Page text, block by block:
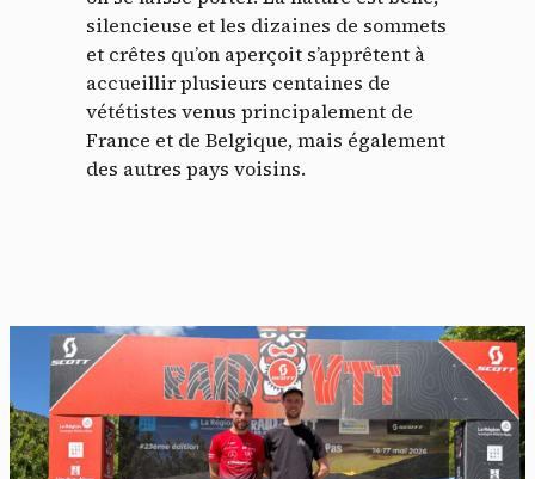
silencieuse et les dizaines de sommets
et crêtes qu’on aperçoit s’apprêtent à
accueillir plusieurs centaines de
vététistes venus principalement de
France et de Belgique, mais également
des autres pays voisins.